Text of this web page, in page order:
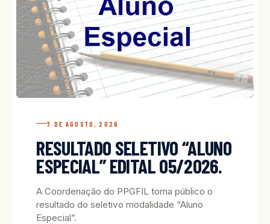
7 DE AGOSTO, 2026
RESULTADO SELETIVO “ALUNO
ESPECIAL” EDITAL 05/2026.
A Coordenação do PPGFIL torna público o
resultado do seletivo modalidade “Aluno
Especial”.